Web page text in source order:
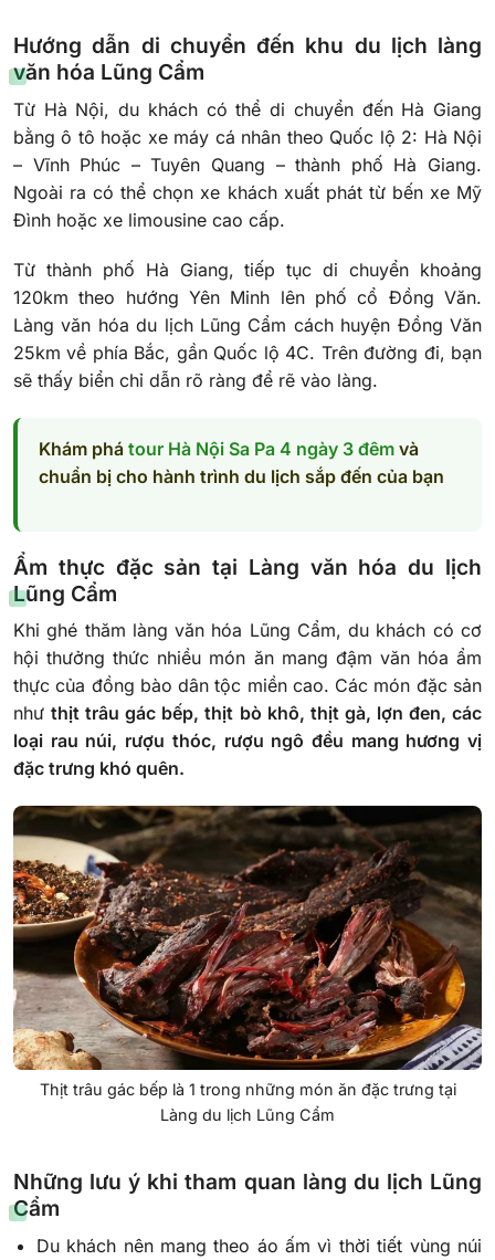
Hướng dẫn di chuyển đến khu du lịch làng
văn hóa Lũng Cẩm
Từ Hà Nội, du khách có thể di chuyển đến Hà Giang
bằng ô tô hoặc xe máy cá nhân theo Quốc lộ 2: Hà Nội
– Vĩnh Phúc – Tuyên Quang – thành phố Hà Giang.
Ngoài ra có thể chọn xe khách xuất phát từ bến xe Mỹ
Đình hoặc xe limousine cao cấp.
Từ thành phố Hà Giang, tiếp tục di chuyển khoảng
120km theo hướng Yên Minh lên phố cổ Đồng Văn.
Làng văn hóa du lịch Lũng Cẩm cách huyện Đồng Văn
25km về phía Bắc, gần Quốc lộ 4C. Trên đường đi, bạn
sẽ thấy biển chỉ dẫn rõ ràng để rẽ vào làng.
Khám phá tour Hà Nội Sa Pa 4 ngày 3 đêm và
chuẩn bị cho hành trình du lịch sắp đến của bạn
Ẩm thực đặc sản tại Làng văn hóa du lịch
Lũng Cẩm
Khi ghé thăm làng văn hóa Lũng Cẩm, du khách có cơ
hội thưởng thức nhiều món ăn mang đậm văn hóa ẩm
thực của đồng bào dân tộc miền cao. Các món đặc sản
nhưthịt trâu gác bếp, thịt bò khô, thịt gà, lợn đen, các
loại rau núi, rượu thóc, rượu ngô đều mang hương vị
đặc trưng khó quên.
Thịt trâu gác bếp là 1 trong những món ăn đặc trưng tại
Làng du lịch Lũng Cẩm
Những lưu ý khi tham quan làng du lịch Lũng
Cẩm
Du khách nên mang theo áo ấm vì thời tiết vùng núi